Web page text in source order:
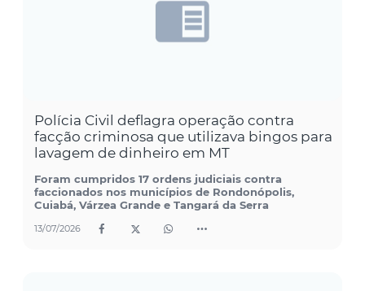
Polícia Civil deflagra operação contra
facção criminosa que utilizava bingos para
lavagem de dinheiro em MT
Foram cumpridos 17 ordens judiciais contra
faccionados nos municípios de Rondonópolis,
Cuiabá, Várzea Grande e Tangará da Serra
13/07/2026